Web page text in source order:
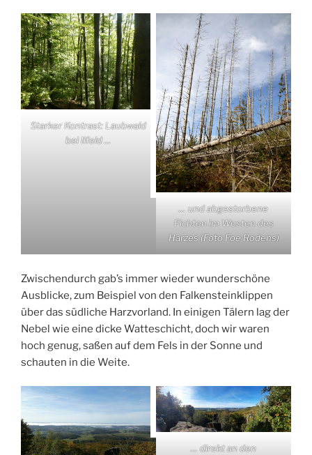
Starker Kontrast: Laubwald
bei Ilfeld …
… und abgestorbene
Fichten im Westen des
Harzes (Foto Foe Rodens)
Zwischendurch gab’s immer wieder wunderschöne
Ausblicke, zum Beispiel von den Falkensteinklippen
über das südliche Harzvorland. In einigen Tälern lag der
Nebel wie eine dicke Watteschicht, doch wir waren
hoch genug, saßen auf dem Fels in der Sonne und
schauten in die Weite.
… direkt an den